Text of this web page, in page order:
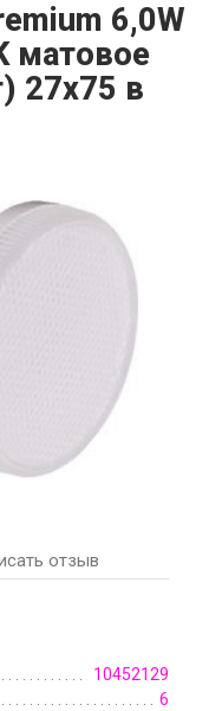
6,0W
матовое
27x75 в
отзыв
10452129
6